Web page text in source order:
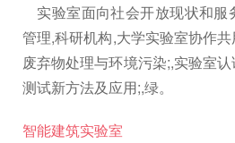
实验室面向社会开放现状和服
管理,科研机构,大学实验室协作
废弃物处理与环境污染;,实验室
测试新方法及应用;,绿。
智能建筑实验室